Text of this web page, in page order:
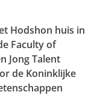
Hodshon huis in
Faculty of
Jong Talent
de Koninklijke